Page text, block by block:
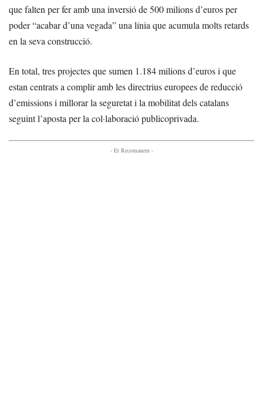
que falten per fer amb una inversió de 500 milions d’euros per
poder “acabar d’una vegada” una línia que acumula molts retards
en la seva construcció.
En total, tres projectes que sumen 1.184 milions d’euros i que
estan centrats a complir amb les directrius europees de reducció
d’emissions i millorar la seguretat i la mobilitat dels catalans
seguint l’aposta per la col·laboració publicoprivada.
- Et Recomanem -